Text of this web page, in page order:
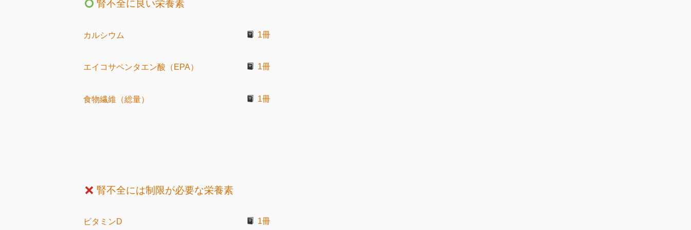
腎不全に良い栄養素
カルシウム 1冊
エイコサペンタエン酸（EPA） 1冊
食物繊維（総量） 1冊
腎不全には制限が必要な栄養素
ビタミンD 1冊